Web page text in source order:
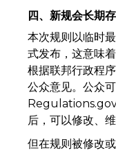
四、新规会长期
本次规则以临时
式发布，这意味
根据联邦行政程
公众意见。公众
Regulations.gov
后，可以修改、
但在规则被修改